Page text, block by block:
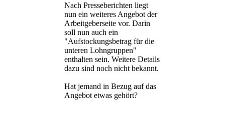
Nach Presseberichten liegt
nun ein weiteres Angebot der
Arbeitgeberseite vor. Darin
soll nun auch ein
"Aufstockungsbetrag für die
unteren Lohngruppen"
enthalten sein. Weitere Details
dazu sind noch nicht bekannt.
Hat jemand in Bezug auf das
Angebot etwas gehört?